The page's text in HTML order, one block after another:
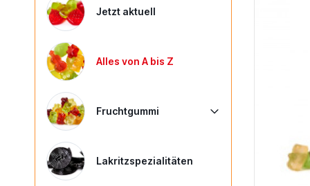
Jetzt aktuell
Alles von A bis Z
Fruchtgummi
Lakritzspezialitäten